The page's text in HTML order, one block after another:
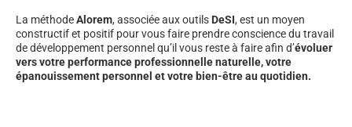
La méthodeAlorem, associée aux outils DeSI, est un moyen
constructif et positif pour vous faire prendre conscience du travail
de développement personnel qu’il vous reste à faire afin d’évoluer
vers votre performance professionnelle naturelle, votre
épanouissement personnel et votre bien-être au quotidien.